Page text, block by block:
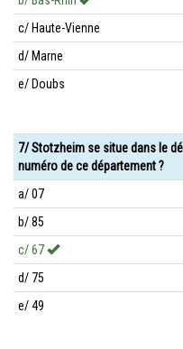
c/ Haute-Vienne
d/ Marne
e/ Doubs
7/ Stotzheim se situe dans le
numéro de ce département ?
a/ 07
b/ 85
c/ 67
d/ 75
e/ 49